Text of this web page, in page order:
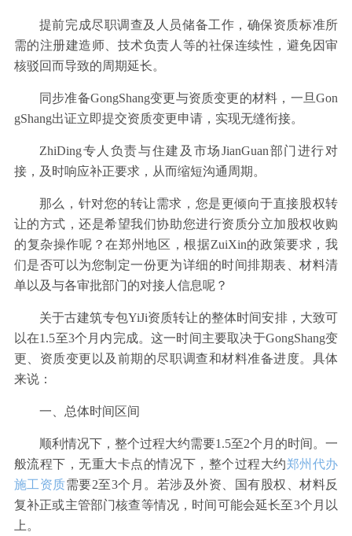
提前完成尽职调查及人员储备工作，确保资质标准所
需的注册建造师、技术负责人等的社保连续性，避免因审
核驳回而导致的周期延长。
同步准备GongShang变更与资质变更的材料，一旦Gon
gShang出证立即提交资质变更申请，实现无缝衔接。
ZhiDing专人负责与住建及市场JianGuan部门进行对
接，及时响应补正要求，从而缩短沟通周期。
那么，针对您的转让需求，您是更倾向于直接股权转
让的方式，还是希望我们协助您进行资质分立加股权收购
的复杂操作呢？在郑州地区，根据ZuiXin的政策要求，我
们是否可以为您制定一份更为详细的时间排期表、材料清
单以及与各审批部门的对接人信息呢？
关于古建筑专包YiJi资质转让的整体时间安排，大致可
以在1.5至3个月内完成。这一时间主要取决于GongShang变
更、资质变更以及前期的尽职调查和材料准备进度。具体
来说：
一、总体时间区间
顺利情况下，整个过程大约需要1.5至2个月的时间。一
般流程下，无重大卡点的情况下，整个过程大约郑州代办
施工资质需要2至3个月。若涉及外资、国有股权、材料反
复补正或主管部门核查等情况，时间可能会延长至3个月以
上。